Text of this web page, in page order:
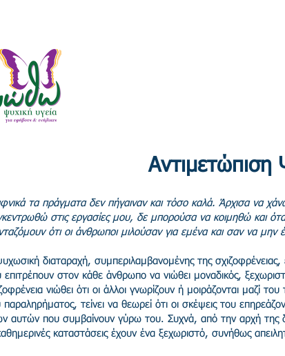
τα πράγματα δεν πήγαιναν και τόσο καλά. Άρχισα να
στις εργασίες μου, δε μπορούσα να κοιμηθώ και
ότι οι άνθρωποι μιλούσαν για εμένα και σαν να
διαταραχή, συμπεριλαμβανομένης της σχιζοφρένειας,
επιτρέπουν στον κάθε άνθρωπο να νιώθει μοναδικός,
νιώθει ότι οι άλλοι γνωρίζουν ή μοιράζονται μαζί
παραληρήματος, τείνει να θεωρεί ότι οι σκέψεις του
αυτών που συμβαίνουν γύρω του. Συχνά, από την αρχή της
καταστάσεις έχουν ένα ξεχωριστό, συνήθως